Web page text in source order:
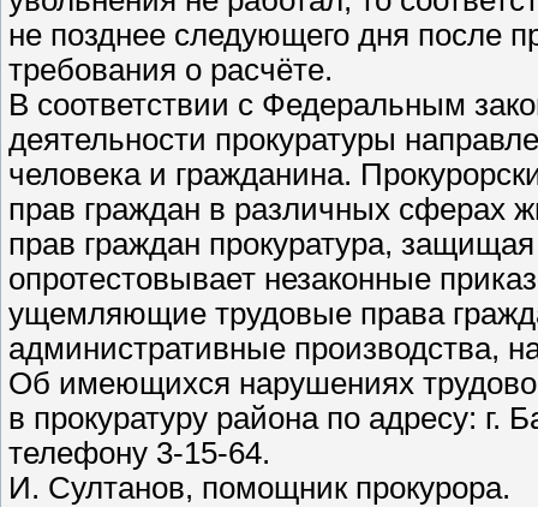
не позднее следующего дня после
требования о расчёте.
В соответствии с Федеральным
деятельности прокуратуры
человека и гражданина.
прав граждан в различных сферах
прав граждан прокуратура,
опротестовывает незаконные
ущемляющие трудовые права
административные производства,
Об имеющихся нарушениях
в прокуратуру района по адресу:
телефону 3-15-64.
И. Султанов, помощник прокурора.